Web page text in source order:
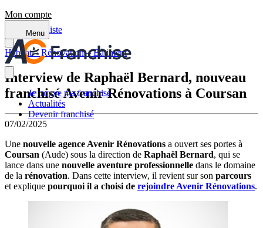
Mon compte
Menu
Je trouve ma franchise
Actualités
Devenir franchisé
Retour à la liste
Habitat – Rénovation – Bâtiment
Interview de Raphaël Bernard, nouveau
franchisé Avenir Rénovations à Coursan
07/02/2025
Une nouvelle agence Avenir Rénovations a ouvert ses portes à
Coursan (Aude) sous la direction de Raphaël Bernard, qui se
lance dans une nouvelle aventure professionnelle dans le domaine
de la rénovation. Dans cette interview, il revient sur son parcours
et explique pourquoi il a choisi de rejoindre Avenir Rénovations.